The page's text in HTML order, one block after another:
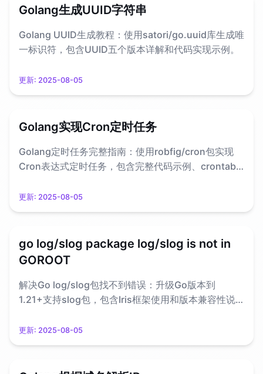
Golang生成UUID字符串
Golang UUID生成教程：使用satori/go.uuid库生成唯
一标识符，包含UUID五个版本详解和代码实现示例。
更新: 2025-08-05
Golang实现Cron定时任务
Golang定时任务完整指南：使用robfig/cron包实现
Cron表达式定时任务，包含完整代码示例、crontab
更新: 2025-08-05
go log/slog package log/slog is not in
GOROOT
解决Go log/slog包找不到错误：升级Go版本到
1.21+支持slog包，包含Iris框架使用和版本兼容性说
更新: 2025-08-05